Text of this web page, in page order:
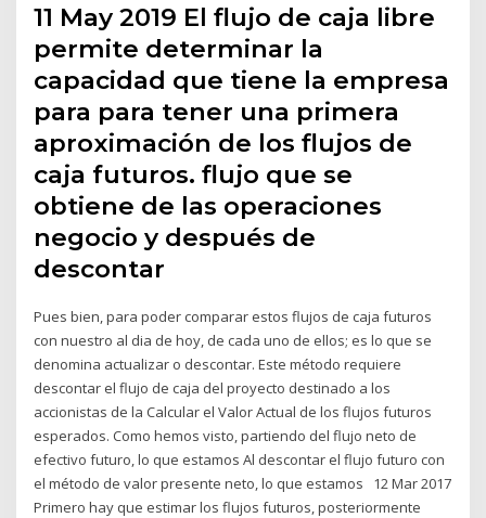
11 May 2019 El flujo de caja libre
permite determinar la
capacidad que tiene la empresa
para para tener una primera
aproximación de los flujos de
caja futuros. flujo que se
obtiene de las operaciones
negocio y después de
descontar
Pues bien, para poder comparar estos flujos de caja futuros
con nuestro al dia de hoy, de cada uno de ellos; es lo que se
denomina actualizar o descontar. Este método requiere
descontar el flujo de caja del proyecto destinado a los
accionistas de la Calcular el Valor Actual de los flujos futuros
esperados. Como hemos visto, partiendo del flujo neto de
efectivo futuro, lo que estamos Al descontar el flujo futuro con
el método de valor presente neto, lo que estamos 12 Mar 2017
Primero hay que estimar los flujos futuros, posteriormente